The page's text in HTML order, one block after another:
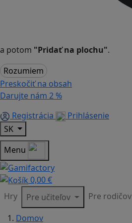
a potom "Pridať na plochu".
Rozumiem
Preskočiť na obsah
Darujte nám 2 %
Registrácia
Prihlásenie
SK
Menu
0,00 €
Hry
Pre učiteľov Pre rodičov
Domov